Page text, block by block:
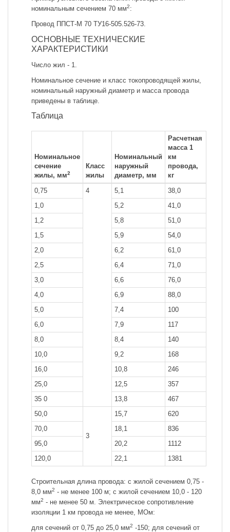
номинальным сечением 70 мм2:
Провод ППСТ-М 70 ТУ16-505.526-73.
ОСНОВНЫЕ ТЕХНИЧЕСКИЕ
ХАРАКТЕРИСТИКИ
Число жил - 1.
Номинальное сечение и класс токопроводящей жилы,
номинальный наружный диаметр и масса провода
приведены в таблице.
Таблица
Номинальное
сечение
жилы, мм2
Класс
жилы
Номинальный
наружный
диаметр, мм
Расчетная
масса 1
км
провода,
кг
0,75
4 5,1
38,0
1,0
5,2
41,0
1,2
5,8
51,0
1,5
5,9
54,0
2,0
6,2
61,0
2,5
6,4
71,0
3,0
6,6
76,0
4,0
6,9
88,0
5,0
7,4
100
6,0
7,9
117
8,0
8,4
140
10,0
9,2
168
16,0
10,8
246
25,0
12,5
357
35 0
13,8
467
50,0
3
15,7
620
70,0
18,1
836
95,0
20,2
1112
120,0
22,1 1381
Строительная длина провода: с жилой сечением 0,75 -
8,0 мм2 - не менее 100 м; с жилой сечением 10,0 - 120
мм2 - не менее 50 м. Электрическое сопротивление
изоляции 1 км провода не менее, МОм:
для сечений от 0,75 до 25,0 мм2 -150; для сечений от